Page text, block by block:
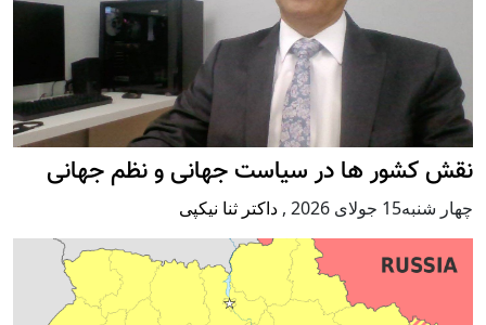
نقش کشور ها در سیاست جهانی و نظم جهانی
چهار شنبه15 جولای 2026 , داکتر ثنا نیکپی